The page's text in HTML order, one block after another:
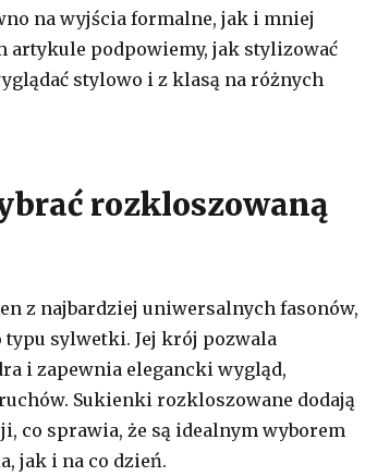
na wyjścia formalne, jak i mniej
artykule podpowiemy, jak stylizować
stylowo i z klasą na różnych
rozkloszowaną
z najbardziej uniwersalnych fasonów,
sylwetki. Jej krój pozwala
i zapewnia elegancki wygląd,
Sukienki rozkloszowane dodają
co sprawia, że są idealnym wyborem
jak i na co dzień.